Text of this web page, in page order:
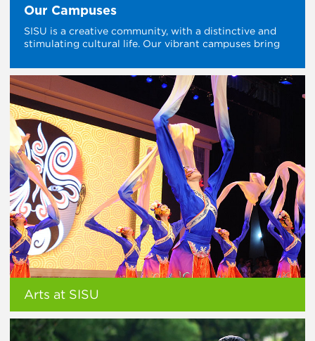
Our Campuses
SISU is a creative community, with a distinctive and
stimulating cultural life. Our vibrant campuses bring
environment.
Arts at SISU